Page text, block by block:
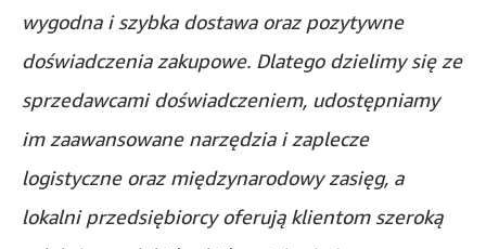
wygodna i szybka dostawa oraz pozytywne
doświadczenia zakupowe. Dlatego dzielimy się ze
sprzedawcami doświadczeniem, udostępniamy
im zaawansowane narzędzia i zaplecze
logistyczne oraz międzynarodowy zasięg, a
lokalni przedsiębiorcy oferują klientom szeroką